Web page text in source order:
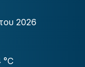
2026
°C